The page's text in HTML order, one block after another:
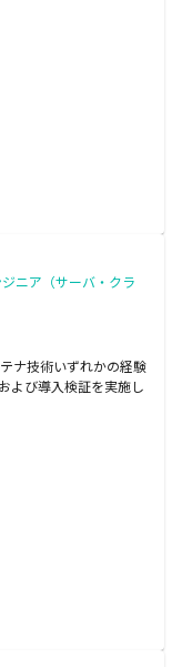
ニア（サーバ・クラ
ナ技術いずれかの経験
よび導入検証を実施し